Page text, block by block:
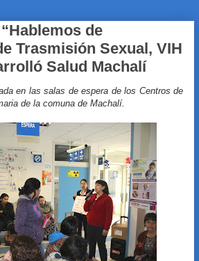
de
Trasmisión Sexual, VIH
Salud Machalí
en las salas de espera de los Centros de
de la comuna de Machalí.